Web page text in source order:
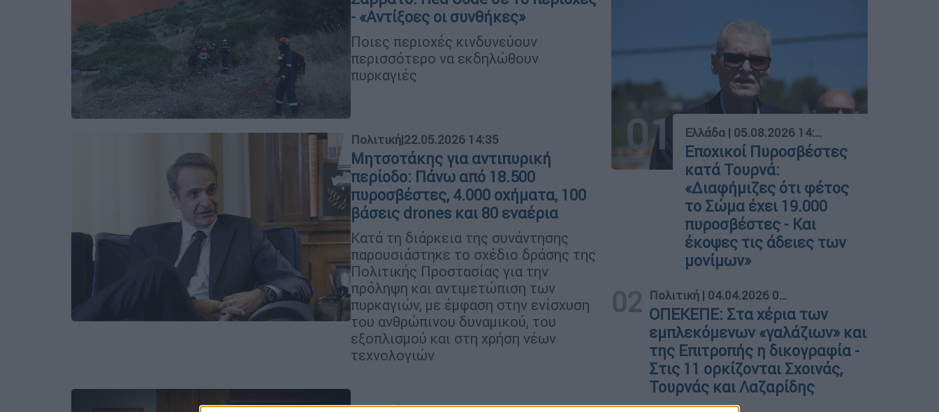
- «Αντίξοες οι συνθήκες»
Ποιες περιοχές κινδυνεύουν
περισσότερο να εκδηλώθουν
πυρκαγιές
Πολιτική|22.05.2026 14:35
Μητσοτάκης για αντιπυρική
περίοδο: Πάνω από 18.500
πυροσβέστες, 4.000 οχήματα, 100
βάσεις drones και 80 εναέρια
Κατά τη διάρκεια της συνάντησης
παρουσιάστηκε το σχέδιο δράσης της
Πολιτικής Προστασίας για την
πρόληψη και αντιμετώπιση των
πυρκαγιών, με έμφαση στην ενίσχυση
του ανθρώπινου δυναμικού, του
εξοπλισμού και στη χρήση νέων
τεχνολογιών
01 Ελλάδα | 05.08.2026 14:38
Εποχικοί Πυροσβέστες
κατά Τουρνά:
«Διαφήμιζες ότι φέτος
το Σώμα έχει 19.000
πυροσβέστες - Και
έκοψες τις άδειες των
μονίμων»
02 Πολιτική | 04.04.2026 09:05
ΟΠΕΚΕΠΕ: Στα χέρια των
εμπλεκόμενων «γαλάζιων» και
της Επιτροπής η δικογραφία -
Στις 11 ορκίζονται Σχοινάς,
Τουρνάς και Λαζαρίδης